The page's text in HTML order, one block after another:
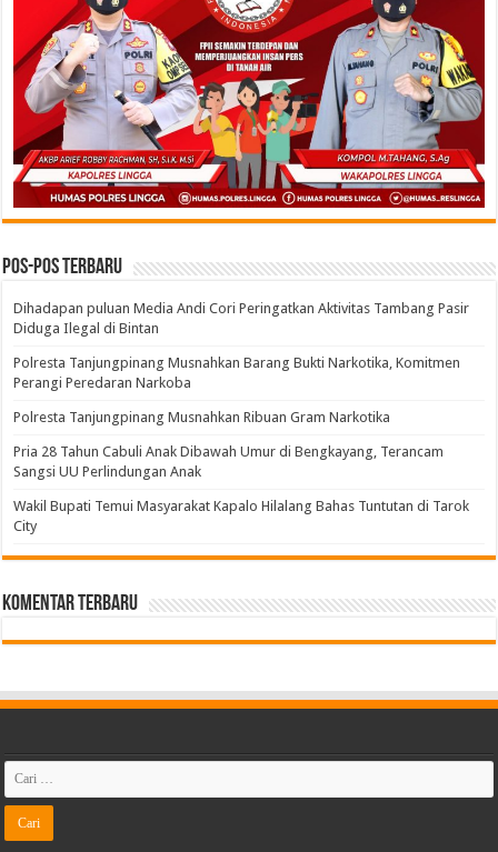
Pos-pos Terbaru
Dihadapan puluan Media Andi Cori Peringatkan Aktivitas Tambang Pasir
Diduga Ilegal di Bintan
Polresta Tanjungpinang Musnahkan Barang Bukti Narkotika, Komitmen
Perangi Peredaran Narkoba
Polresta Tanjungpinang Musnahkan Ribuan Gram Narkotika
Pria 28 Tahun Cabuli Anak Dibawah Umur di Bengkayang, Terancam
Sangsi UU Perlindungan Anak
Wakil Bupati Temui Masyarakat Kapalo Hilalang Bahas Tuntutan di Tarok
City
Komentar Terbaru